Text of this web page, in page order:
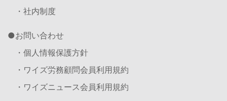
・社内制度
お問い合わせ
・個人情報保護方針
・ワイズ労務顧問会員利用規約
・ワイズニュース会員利用規約